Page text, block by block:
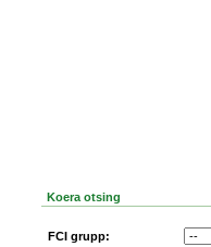
Koera otsing
FCI grupp: